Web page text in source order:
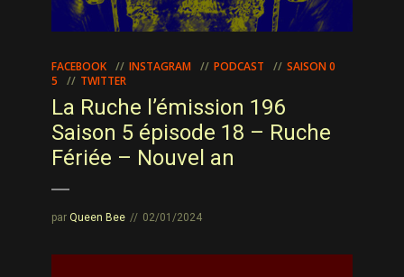
FACEBOOK INSTAGRAM PODCAST
SAISON 0
5
TWITTER
La Ruche l’émission 196
Saison 5 épisode 18 – Ruche
Fériée – Nouvel an
par Queen Bee 02/01/2024